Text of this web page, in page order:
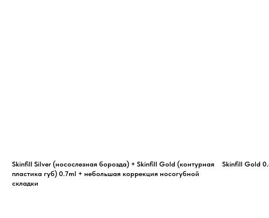
Skinfill Silver (носослезная борозда) + Skinfill Gold (контурная
пластика губ) 0.7ml + небольшая коррекция носогубной
складки
Skinfill Gold